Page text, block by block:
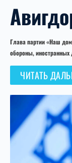
Глава партии «Наш
обороны, иностранных
ЧИТАТЬ